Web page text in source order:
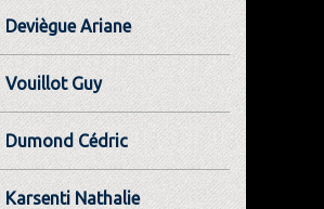
Deviègue Ariane
Vouillot Guy
Dumond Cédric
Karsenti Nathalie